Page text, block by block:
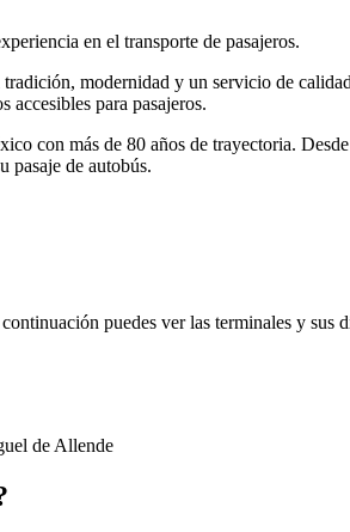
en el transporte de pasajeros.
modernidad y un servicio de
accesibles para pasajeros.
con más de 80 años de trayectoria.
pasaje de autobús.
puedes ver las terminales y
de Allende